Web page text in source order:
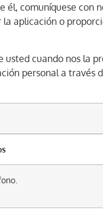
él, comuníquese con
aplicación o
cuando nos la
personal a través